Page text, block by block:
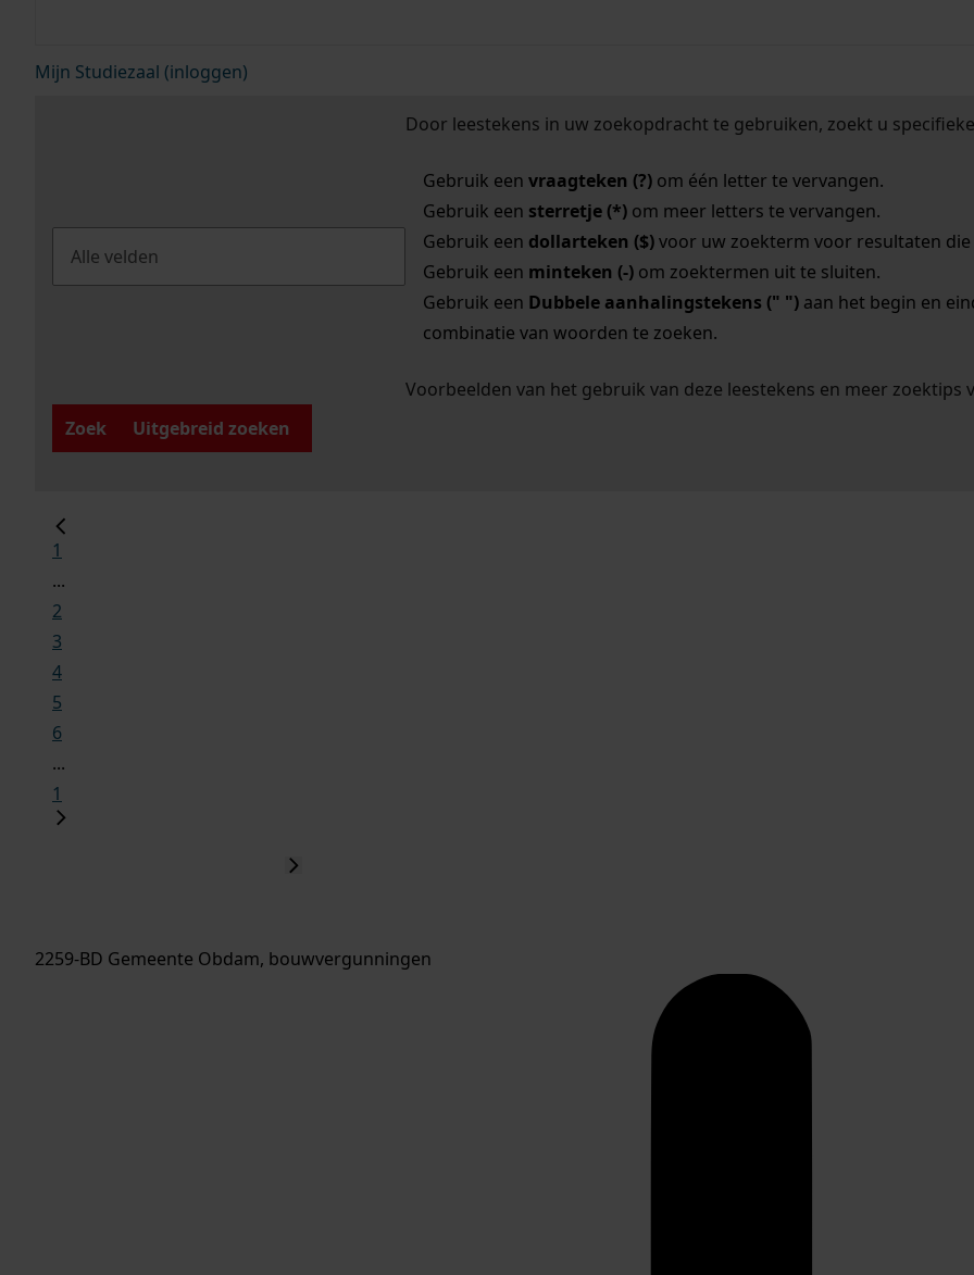
Mijn Studiezaal (inloggen)
Door leestekens in uw zoekopdracht te gebruiken, zoekt u
Gebruik een vraagteken (?)om één letter te vervangen.
Gebruik een sterretje (*)om meer letters te vervangen.
Gebruik een dollarteken ($)voor uw zoekterm voor resultaten die
Gebruik een minteken (-)om zoektermen uit te sluiten.
Gebruik een Dubbele aanhalingstekens (" ")aan het begin en
combinatie van woorden te zoeken.
Voorbeelden van het gebruik van deze leestekens en meer zoektips
Zoek
Uitgebreid zoeken
1
...
2
3
4
5
6
...
1
2259-BD Gemeente Obdam, bouwvergunningen